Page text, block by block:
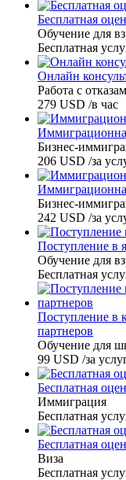
Бесплатная
Обучение для
Бесплатная
Онлайн
Работа с
279 USD /в час
Бизнес-
206 USD /за
Бизнес-
242 USD /за
Поступление в
Обучение для
Бесплатная
Поступление в
партнеров
Обучение для
99 USD /за
Бесплатная
Иммиграция
Бесплатная
Бесплатная
Виза
Бесплатная